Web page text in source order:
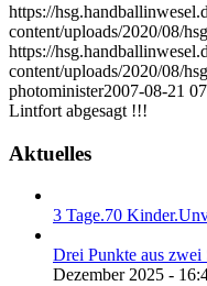
https://
content/uploads/2020/08/
https://
content/uploads/2020/08/
photominister2007-08-21
Lintfort abgesagt !!!
Aktuelles
3 Tage.70
Drei Punkte aus
Dezember 2025 -